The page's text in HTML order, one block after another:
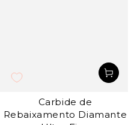
Carbide de
Rebaixamento Diamante